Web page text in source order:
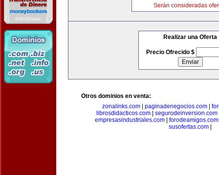
Serán consideradas
Realizar una Oferta
Precio Ofrecido $
Otros dominios en venta:
zonalinks.com| paginadenegocios.com|
librosdidacticos.com| segurodeinversion.com
empresasindustriales.com| forodeamigos.com
susofertas.com